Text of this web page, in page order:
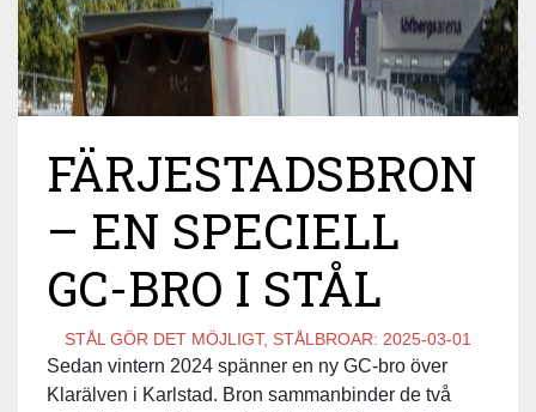
FÄRJESTADSBRON
– EN SPECIELL
GC-BRO I STÅL
STÅL GÖR DET MÖJLIGT, STÅLBROAR: 2025-03-01
Sedan vintern 2024 spänner en ny GC-bro över
Klarälven i Karlstad. Bron sammanbinder de två